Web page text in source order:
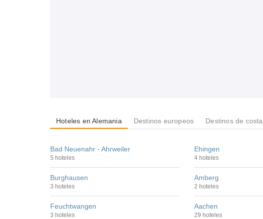
Hoteles en Alemania Destinos europeos Destinos de
Bad Neuenahr - Ahrweiler
5 hoteles
Ehingen
4 hoteles
Burghausen
3 hoteles
Amberg
2 hoteles
Feuchtwangen
3 hoteles
Aachen
29 hoteles